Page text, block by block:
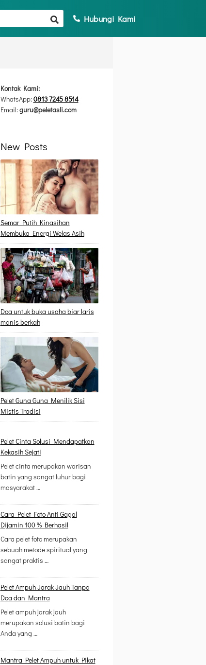
Hubungi Kami
Kontak Kami:
WhatsApp:0813 7245 8514
Email:guru@peletasli.com
New Posts
Semar Putih Kinasihan
Membuka Energi Welas Asih
Doa untuk buka usaha biar laris
manis berkah
Pelet Guna Guna Menilik Sisi
Mistis Tradisi
Pelet Cinta Solusi Mendapatkan
Kekasih Sejati
Pelet cinta merupakan warisan
batin yang sangat luhur bagi
masyarakat …
Cara Pelet Foto Anti Gagal
Dijamin 100 % Berhasil
Cara pelet foto merupakan
sebuah metode spiritual yang
sangat praktis …
Pelet Ampuh Jarak Jauh Tanpa
Doa dan Mantra
Pelet ampuh jarak jauh
merupakan solusi batin bagi
Anda yang …
Mantra Pelet Ampuh untuk Pikat